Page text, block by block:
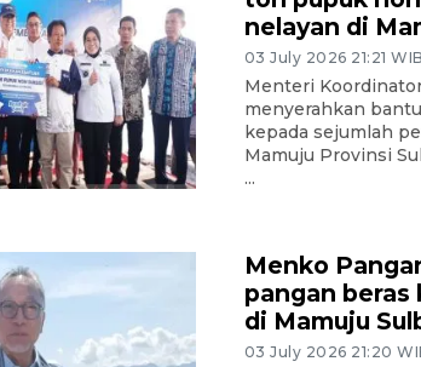
nelayan di
03 July 2026 21:21 WIB
Menteri
menyerahkan
kepada sejumlah
Mamuju Provinsi
...
Menko
pangan beras
di Mamuju
03 July 2026 21:20
02